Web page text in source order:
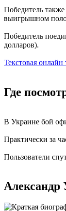
Победитель
выигрышном
Победитель
долларов).
Текстовая онлайн
Где
В Украине бой
Практически за
Пользователи
Александр